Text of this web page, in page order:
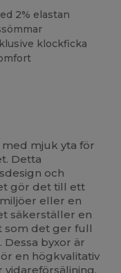
2% elastan
klockficka
mjuk yta för
Detta
och
gör det till ett
eller en
säkerställer en
som det ger full
byxor är
en högkvalitativ